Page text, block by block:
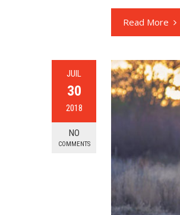
Read More
JUIL
30
2018
NO
COMMENTS